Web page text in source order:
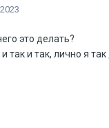
это делать?
так и так, лично я